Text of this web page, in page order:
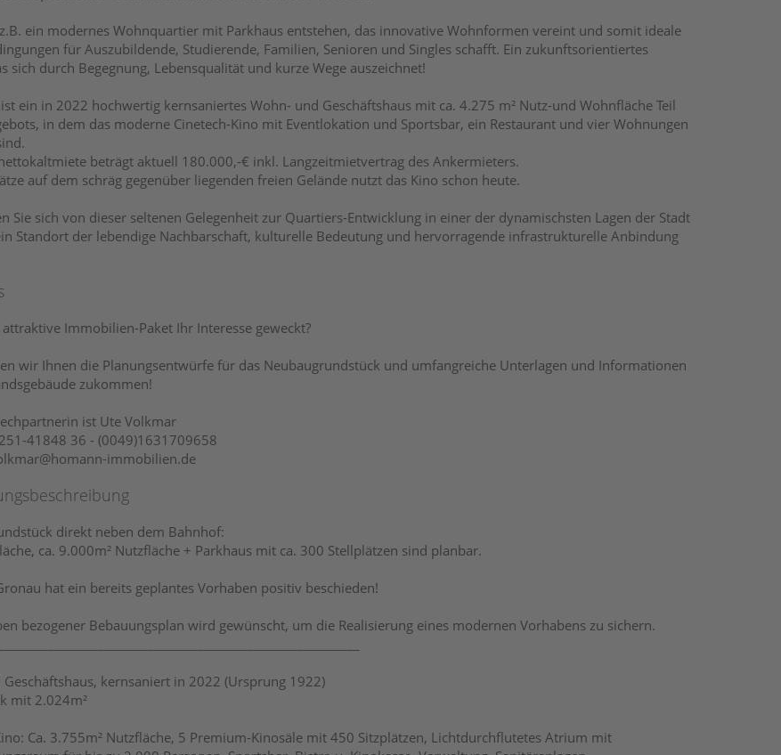
ein modernes Wohnquartier mit Parkhaus entstehen, das innovative Wohnformen vereint und somit ideale
für Auszubildende, Studierende, Familien, Senioren und Singles schafft. Ein zukunftsorientiertes
sich durch Begegnung, Lebensqualität und kurze Wege auszeichnet!
ein in 2022 hochwertig kernsaniertes Wohn- und Geschäftshaus mit ca. 4.275 m² Nutz-und Wohnfläche Teil
in dem das moderne Cinetech-Kino mit Eventlokation und Sportsbar, ein Restaurant und vier Wohnungen
beträgt aktuell 180.000,-€ inkl. Langzeitmietvertrag des Ankermieters.
auf dem schräg gegenüber liegenden freien Gelände nutzt das Kino schon heute.
Sie sich von dieser seltenen Gelegenheit zur Quartiers-Entwicklung in einer der dynamischsten Lagen der Stadt
Standort der lebendige Nachbarschaft, kulturelle Bedeutung und hervorragende infrastrukturelle Anbindung
attraktive Immobilien-Paket Ihr Interesse geweckt?
wir Ihnen die Planungsentwürfe für das Neubaugrundstück und umfangreiche Unterlagen und Informationen
zukommen!
ist Ute Volkmar
41848 36 - (0049)1631709658
immobilien.de
direkt neben dem Bahnhof:
ca. 9.000m² Nutzfläche + Parkhaus mit ca. 300 Stellplätzen sind planbar.
hat ein bereits geplantes Vorhaben positiv beschieden!
bezogener Bebauungsplan wird gewünscht, um die Realisierung eines modernen Vorhabens zu sichern.
kernsaniert in 2022 (Ursprung 1922)
mit 2.024m²
Ca. 3.755m² Nutzfläche, 5 Premium-Kinosäle mit 450 Sitzplätzen, Lichtdurchflutetes Atrium mit